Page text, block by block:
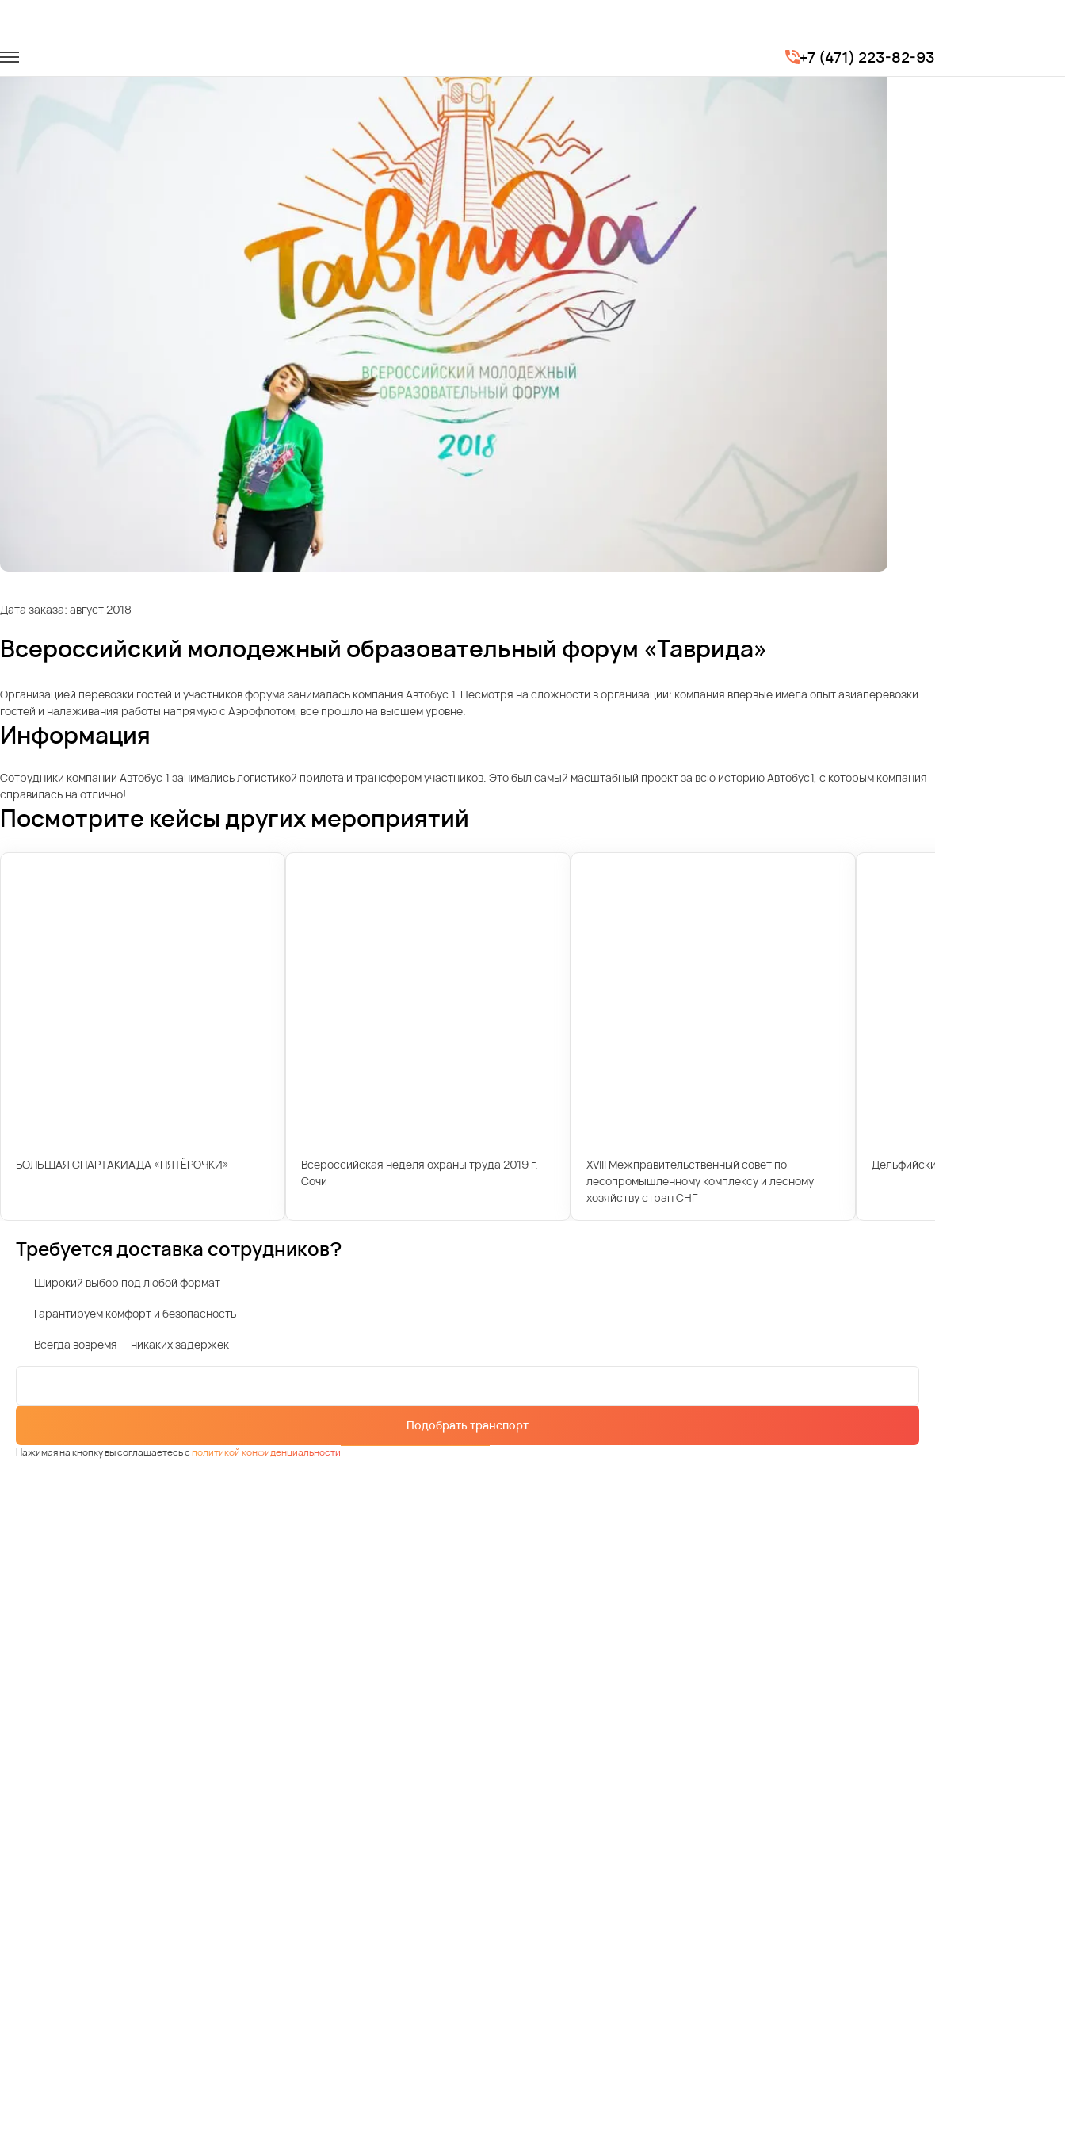
+7 (471) 223-82-93
Дата заказа: август 2018
Всероссийский молодежный образовательный форум «Таврида»
Организацией перевозки гостей и участников форума занималась компания Автобус 1. Несмотря на сложности в организации: компания впервые имела опыт авиаперевозки
гостей и налаживания работы напрямую с Аэрофлотом, все прошло на высшем уровне.
Информация
Сотрудники компании Автобус 1 занимались логистикой прилета и трансфером участников. Это был самый масштабный проект за всю историю Автобус1, с которым компания
справилась на отлично!
Посмотрите кейсы других мероприятий
БОЛЬШАЯ СПАРТАКИАДА «ПЯТЁРОЧКИ»
Всероссийская неделя охраны труда 2019 г.
Сочи
XVIII Межправительственный совет по
лесопромышленному комплексу и лесному
хозяйству стран СНГ
Дельфийские игры
Требуется доставка сотрудников?
Широкий выбор под любой формат
Гарантируем комфорт и безопасность
Всегда вовремя — никаких задержек
Подобрать транспорт
Нажимая на кнопку вы соглашаетесь сполитикой конфиденциальности